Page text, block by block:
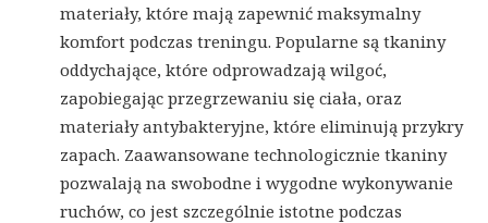
materiały, które mają zapewnić maksymalny
komfort podczas treningu. Popularne są tkaniny
oddychające, które odprowadzają wilgoć,
zapobiegając przegrzewaniu się ciała, oraz
materiały antybakteryjne, które eliminują przykry
zapach. Zaawansowane technologicznie tkaniny
pozwalają na swobodne i wygodne wykonywanie
ruchów, co jest szczególnie istotne podczas